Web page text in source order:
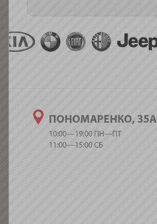
ПОНОМАРЕНКО, 35А
10:00—19:00 ПН—ПТ
11:00—15:00 СБ